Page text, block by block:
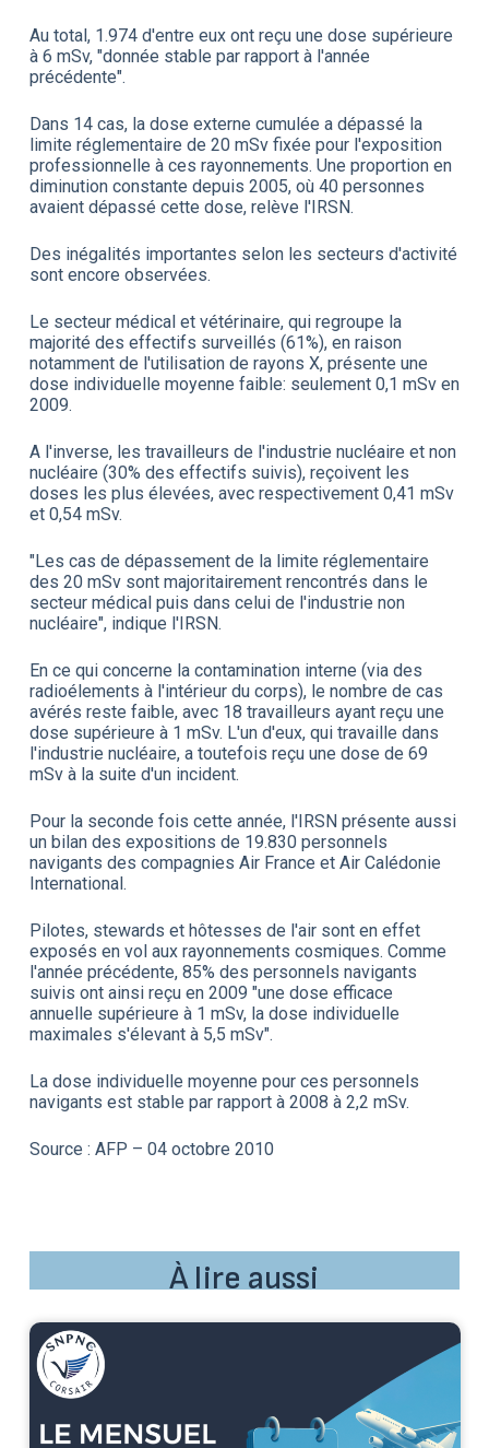
Au total, 1.974 d'entre eux ont reçu une dose supérieure
à 6 mSv, "donnée stable par rapport à l'année
précédente".
Dans 14 cas, la dose externe cumulée a dépassé la
limite réglementaire de 20 mSv fixée pour l'exposition
professionnelle à ces rayonnements. Une proportion en
diminution constante depuis 2005, où 40 personnes
avaient dépassé cette dose, relève l'IRSN.
Des inégalités importantes selon les secteurs d'activité
sont encore observées.
Le secteur médical et vétérinaire, qui regroupe la
majorité des effectifs surveillés (61%), en raison
notamment de l'utilisation de rayons X, présente une
dose individuelle moyenne faible: seulement 0,1 mSv en
2009.
A l'inverse, les travailleurs de l'industrie nucléaire et non
nucléaire (30% des effectifs suivis), reçoivent les
doses les plus élevées, avec respectivement 0,41 mSv
et 0,54 mSv.
"Les cas de dépassement de la limite réglementaire
des 20 mSv sont majoritairement rencontrés dans le
secteur médical puis dans celui de l'industrie non
nucléaire", indique l'IRSN.
En ce qui concerne la contamination interne (via des
radioélements à l'intérieur du corps), le nombre de cas
avérés reste faible, avec 18 travailleurs ayant reçu une
dose supérieure à 1 mSv. L'un d'eux, qui travaille dans
l'industrie nucléaire, a toutefois reçu une dose de 69
mSv à la suite d'un incident.
Pour la seconde fois cette année, l'IRSN présente aussi
un bilan des expositions de 19.830 personnels
navigants des compagnies Air France et Air Calédonie
International.
Pilotes, stewards et hôtesses de l'air sont en effet
exposés en vol aux rayonnements cosmiques. Comme
l'année précédente, 85% des personnels navigants
suivis ont ainsi reçu en 2009 "une dose efficace
annuelle supérieure à 1 mSv, la dose individuelle
maximales s'élevant à 5,5 mSv".
La dose individuelle moyenne pour ces personnels
navigants est stable par rapport à 2008 à 2,2 mSv.
Source : AFP – 04 octobre 2010
À lire aussi